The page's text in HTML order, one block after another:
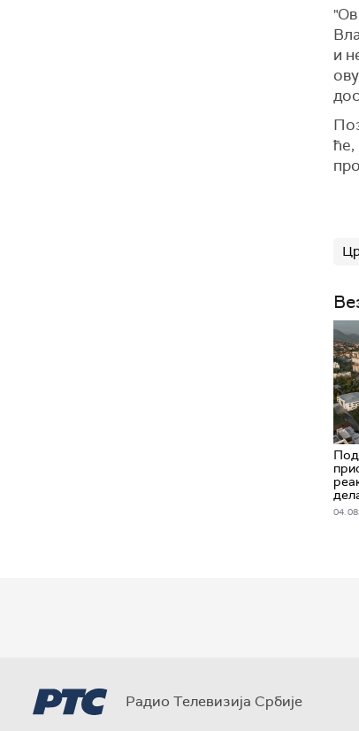
и
ће,
04.
Радио Телевизија Србије